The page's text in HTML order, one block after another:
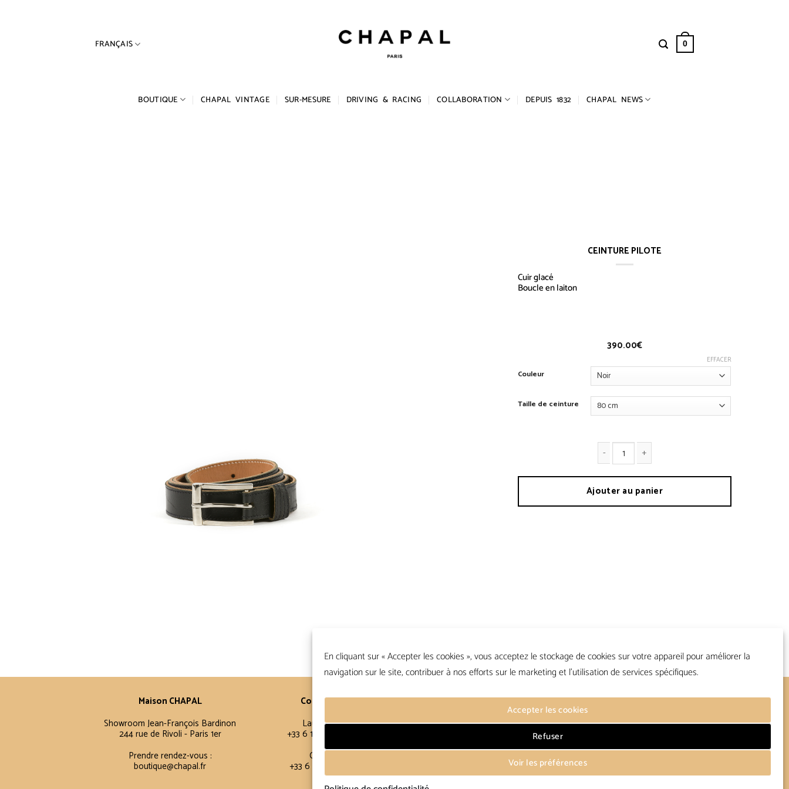
En cliquant sur « Accepter les cookies », vous acceptez le stockage de cookies sur votre appareil pour améliorer la
navigation sur le site, contribuer à nos efforts sur le marketing et l'utilisation de services spécifiques.
Accepter les cookies
Refuser
Voir les préférences
FRANÇAIS 0
BOUTIQUE CHAPAL VINTAGE SUR-MESURE DRIVING & RACING COLLABORATION DEPUIS 1832 CHAPAL NEWS
CEINTURE PILOTE
Cuir glacé
Boucle en laiton
390.00€
Couleur
Taille de ceinture
EFFACER
Ajouter au panier
Maison CHAPAL
Showroom Jean-François Bardinon
244 rue de Rivoli - Paris 1er
Prendre rendez-vous :
boutique@chapal.fr
Contacts
Laurence
+33 6 16 11 56 60
Claire
+33 6 12 15 15 61
Conditions Générales
FAQ
Suivre